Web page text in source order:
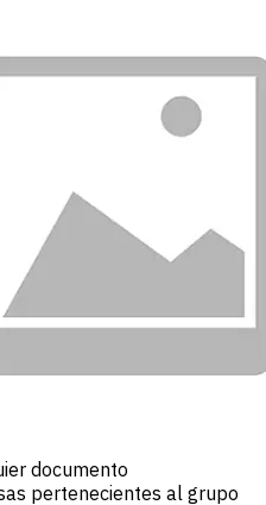
documento
pertenecientes al grupo